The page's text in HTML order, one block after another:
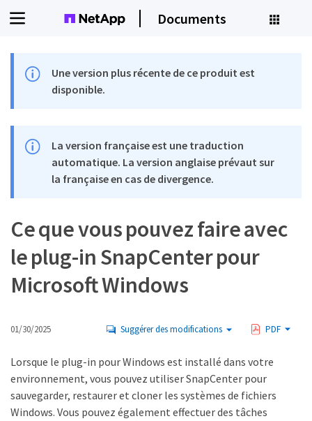
Documents
Une version plus récente de ce produit est
disponible.
La version française est une traduction
automatique. La version anglaise prévaut sur
la française en cas de divergence.
Ce que vous pouvez faire avec
le plug-in SnapCenter pour
Microsoft Windows
01/30/2025 Suggérer des modifications PDF
Lorsque le plug-in pour Windows est installé dans votre
environnement, vous pouvez utiliser SnapCenter pour
sauvegarder, restaurer et cloner les systèmes de fichiers
Windows. Vous pouvez également effectuer des tâches